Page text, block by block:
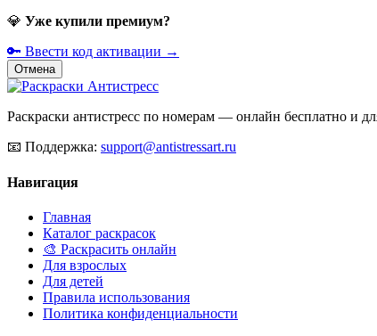
💎 Уже купили премиум?
🔑 Ввести код активации →
Отмена
Раскраски антистресс по номерам — онлайн бесплатно и
📧 Поддержка: support@antistressart.ru
Навигация
Главная
Каталог раскрасок
🎨 Раскрасить онлайн
Для взрослых
Для детей
Правила использования
Политика конфиденциальности